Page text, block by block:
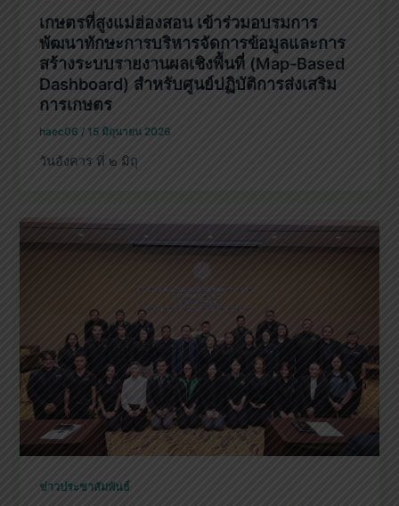
เกษตรที่สูงแม่ฮ่องสอน เข้าร่วมอบรมการ
พัฒนาทักษะการบริหารจัดการข้อมูลและการ
สร้างระบบรายงานผลเชิงพื้นที่ (Map-Based
Dashboard) สำหรับศูนย์ปฏิบัติการส่งเสริม
การเกษตร
haec06 /15 มิถุนายน 2026
วันอังคาร ที่ ๒ มิถุ
ข่าวประชาสัมพันธ์